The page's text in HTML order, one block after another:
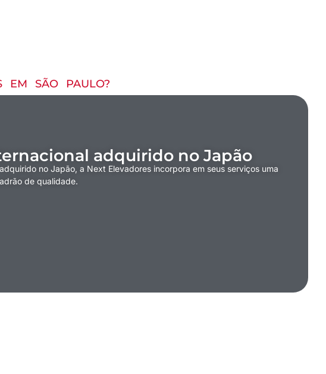
EM SÃO PAULO?
adquirido no Japão
no Japão, a Next Elevadores incorpora em seus serviços uma
de qualidade.